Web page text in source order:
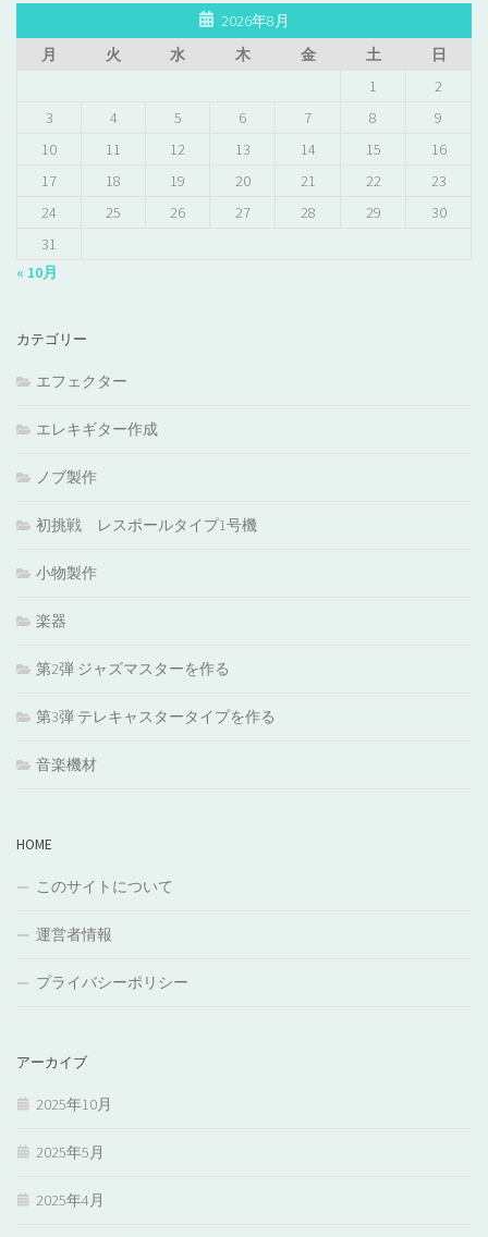
2026年8月
月
火 水 木 金 土
日
1
2
3
4 5 6 7 8
9
10
11 12 13 14 15
16
17
18 19 20 21 22
23
24
25 26 27 28 29
30
31
« 10月
カテゴリー
エフェクター
エレキギター作成
ノブ製作
初挑戦 レスポールタイプ1号機
小物製作
楽器
第2弾 ジャズマスターを作る
第3弾 テレキャスタータイプを作る
音楽機材
HOME
このサイトについて
運営者情報
プライバシーポリシー
アーカイブ
2025年10月
2025年5月
2025年4月